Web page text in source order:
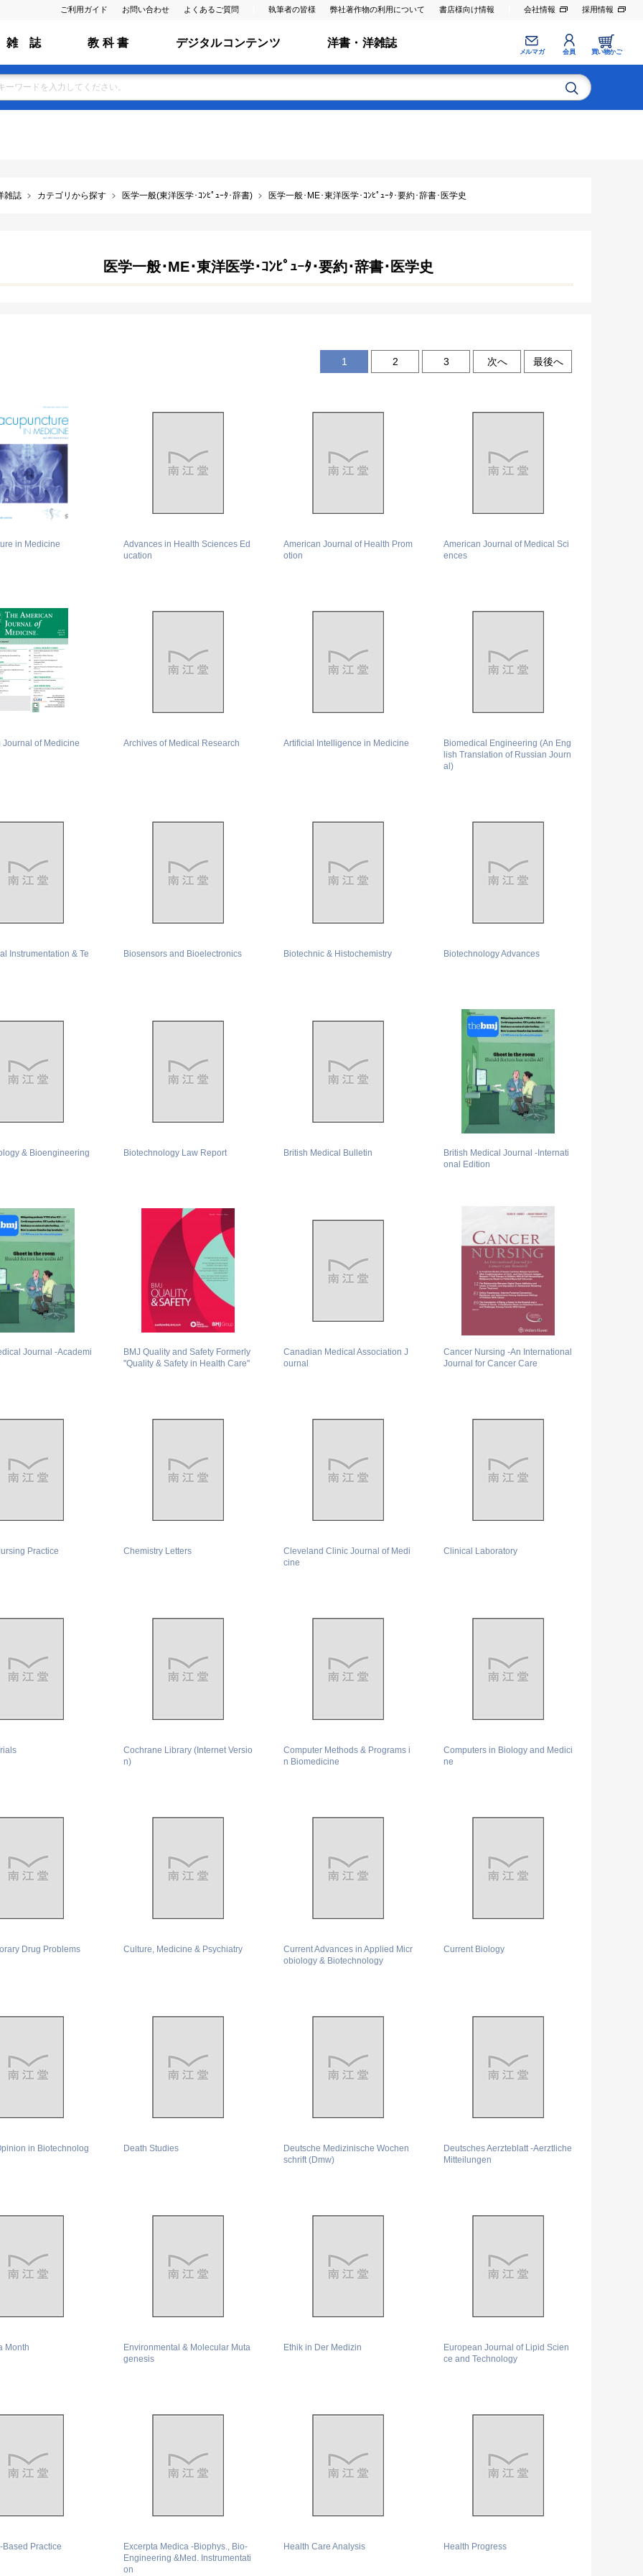
ご利用ガイド お問い合わせ よくあるご質問 執筆者の皆様 弊社著作物の利用について 書店様向け情報 会社情報 採用情報
雑 誌 教 科 書 デジタルコンテンツ 洋書・洋雑誌
メルマガ 会員 買い物かご
雑誌 カテゴリから探す 医学一般(東洋医学･ｺﾝﾋﾟｭｰﾀ･辞書) 医学一般･ME･東洋医学･ｺﾝﾋﾟｭｰﾀ･要約･辞書･医学史
医学一般･ME･東洋医学･ｺﾝﾋﾟｭｰﾀ･要約･辞書･医学史
1 2 3 次へ 最後へ
in Medicine
Advances in Health Sciences Ed
ucation
American Journal of Health Prom
otion
American Journal of Medical Sci
ences
Journal of Medicine Archives of Medical Research Artificial Intelligence in Medicine
Biomedical Engineering (An Eng
lish Translation of Russian Journ
al)
Instrumentation & Te
Biosensors and Bioelectronics Biotechnic & Histochemistry Biotechnology Advances
& Bioengineering Biotechnology Law Report British Medical Bulletin
British Medical Journal -Internati
onal Edition
Journal -Academi
BMJ Quality and Safety Formerly
"Quality & Safety in Health Care"
Canadian Medical Association J
ournal
Cancer Nursing -An International
Journal for Cancer Care
Practice Chemistry Letters
Cleveland Clinic Journal of Medi
cine
Clinical Laboratory
Cochrane Library (Internet Versio
n)
Computer Methods & Programs i
n Biomedicine
Computers in Biology and Medici
ne
Drug Problems Culture, Medicine & Psychiatry
Current Advances in Applied Micr
obiology & Biotechnology
Current Biology
in Biotechnolog
Death Studies
Deutsche Medizinische Wochen
schrift (Dmw)
Deutsches Aerzteblatt -Aerztliche
Mitteilungen
Month
Environmental & Molecular Muta
genesis
Ethik in Der Medizin
European Journal of Lipid Scien
ce and Technology
Based Practice
Excerpta Medica -Biophys., Bio-
Engineering &Med. Instrumentati
on
Health Care Analysis Health Progress